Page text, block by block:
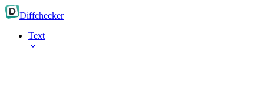
Diffchecker
Text